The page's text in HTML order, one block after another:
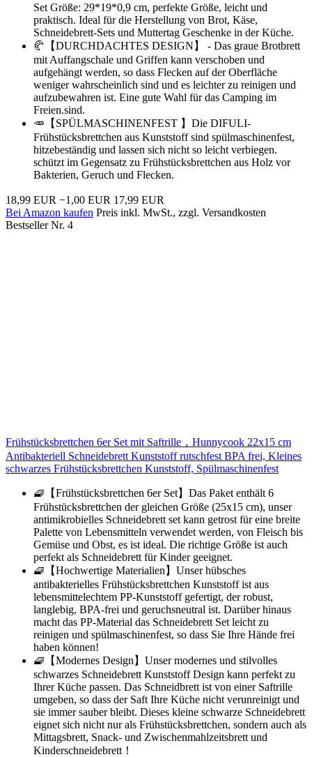
Set Größe: 29*19*0,9 cm, perfekte Größe, leicht und
praktisch. Ideal für die Herstellung von Brot, Käse,
Schneidebrett-Sets und Muttertag Geschenke in der Küche.
🥐【DURCHDACHTES DESIGN】 - Das graue Brotbrett
mit Auffangschale und Griffen kann verschoben und
aufgehängt werden, so dass Flecken auf der Oberfläche
weniger wahrscheinlich sind und es leichter zu reinigen und
aufzubewahren ist. Eine gute Wahl für das Camping im
Freien.sind.
🥕【SPÜLMASCHINENFEST 】Die DIFULI-
Frühstücksbrettchen aus Kunststoff sind spülmaschinenfest,
hitzebeständig und lassen sich nicht so leicht verbiegen.
schützt im Gegensatz zu Frühstücksbrettchen aus Holz vor
Bakterien, Geruch und Flecken.
18,99 EUR −1,00 EUR 17,99 EUR
Bei Amazon kaufen Preis inkl. MwSt., zzgl. Versandkosten
Bestseller Nr. 4
Frühstücksbrettchen 6er Set mit Saftrille，Hunnycook 22x15 cm
Antibakteriell Schneidebrett Kunststoff rutschfest BPA frei, Kleines
schwarzes Frühstücksbrettchen Kunststoff, Spülmaschinenfest
🧇【Frühstücksbrettchen 6er Set】Das Paket enthält 6
Frühstücksbrettchen der gleichen Größe (25x15 cm), unser
antimikrobielles Schneidebrett set kann getrost für eine breite
Palette von Lebensmitteln verwendet werden, von Fleisch bis
Gemüse und Obst, es ist ideal. Die richtige Größe ist auch
perfekt als Schneidebrett für Kinder geeignet.
🧇【Hochwertige Materialien】Unser hübsches
antibakterielles Frühstücksbrettchen Kunststoff ist aus
lebensmittelechtem PP-Kunststoff gefertigt, der robust,
langlebig, BPA-frei und geruchsneutral ist. Darüber hinaus
macht das PP-Material das Schneidebrett Set leicht zu
reinigen und spülmaschinenfest, so dass Sie Ihre Hände frei
haben können!
🧇【Modernes Design】Unser modernes und stilvolles
schwarzes Schneidebrett Kunststoff Design kann perfekt zu
Ihrer Küche passen. Das Schneidbrett ist von einer Saftrille
umgeben, so dass der Saft Ihre Küche nicht verunreinigt und
sie immer sauber bleibt. Dieses kleine schwarze Schneidebrett
eignet sich nicht nur als Frühstücksbrettchen, sondern auch als
Mittagsbrett, Snack- und Zwischenmahlzeitsbrett und
Kinderschneidebrett！